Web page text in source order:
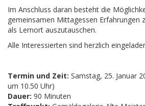
Im Anschluss daran besteht die
gemeinsamen Mittagessen Erfahrungen
als Lernort auszutauschen.
Alle Interessierten sind herzlich
Termin und Zeit: Samstag, 25. Januar
um 10.50 Uhr)
Dauer: 90 Minuten